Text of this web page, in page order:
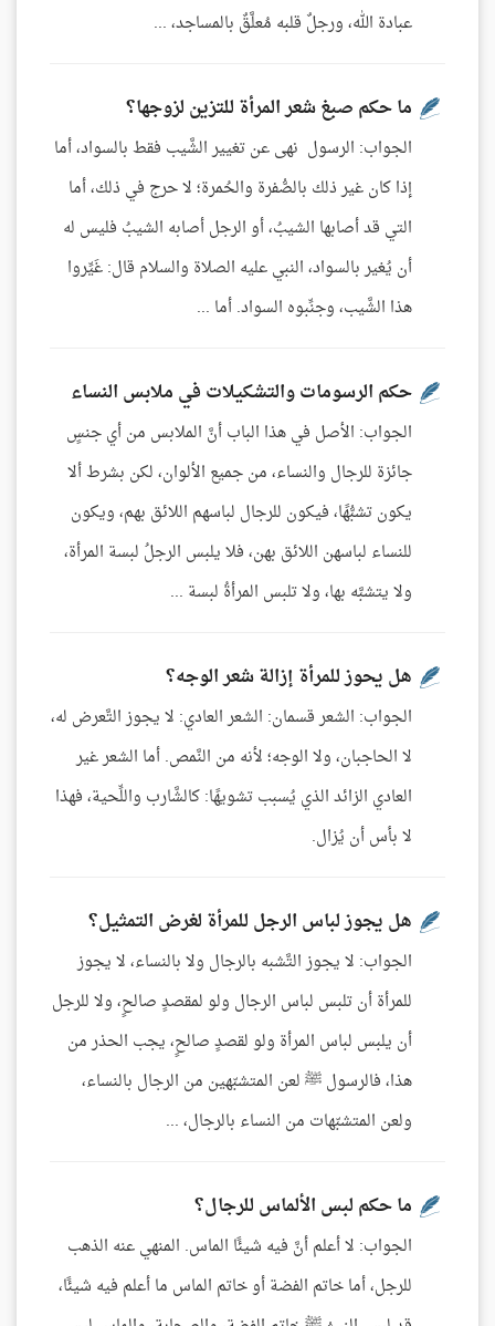
عبادة الله، ورجلٌ قلبه مُعلَّقٌ بالمساجد، ...
ما حكم صبغ شعر المرأة للتزين لزوجها؟
الجواب: الرسول نهى عن تغيير الشَّيب فقط بالسواد، أما
إذا كان غير ذلك بالصُّفرة والحُمرة؛ لا حرج في ذلك، أما
التي قد أصابها الشيبُ، أو الرجل أصابه الشيبُ فليس له
أن يُغير بالسواد، النبي عليه الصلاة والسلام قال: غَيِّروا
هذا الشَّيب، وجنِّبوه السواد. أما ...
حكم الرسومات والتشكيلات في ملابس النساء
الجواب: الأصل في هذا الباب أنَّ الملابس من أي جنسٍ
جائزة للرجال والنساء، من جميع الألوان، لكن بشرط ألا
يكون تشبُّهًا، فيكون للرجال لباسهم اللائق بهم، ويكون
للنساء لباسهن اللائق بهن، فلا يلبس الرجلُ لبسة المرأة،
ولا يتشبَّه بها، ولا تلبس المرأةُ لبسة ...
هل يحوز للمرأة إزالة شعر الوجه؟
الجواب: الشعر قسمان: الشعر العادي: لا يجوز التَّعرض له،
لا الحاجبان، ولا الوجه؛ لأنه من النَّمص. أما الشعر غير
العادي الزائد الذي يُسبب تشويهًا: كالشَّارب واللِّحية، فهذا
لا بأس أن يُزال.
هل يجوز لباس الرجل للمرأة لغرض التمثيل؟
الجواب: لا يجوز التَّشبه بالرجال ولا بالنساء، لا يجوز
للمرأة أن تلبس لباس الرجال ولو لمقصدٍ صالحٍ، ولا للرجل
أن يلبس لباس المرأة ولو لقصدٍ صالحٍ، يجب الحذر من
هذا، فالرسول ﷺ لعن المتشبّهين من الرجال بالنساء،
ولعن المتشبّهات من النساء بالرجال، ...
ما حكم لبس الألماس للرجال؟
الجواب: لا أعلم أنَّ فيه شيئًا الماس. المنهي عنه الذهب
للرجل، أما خاتم الفضة أو خاتم الماس ما أعلم فيه شيئًا،